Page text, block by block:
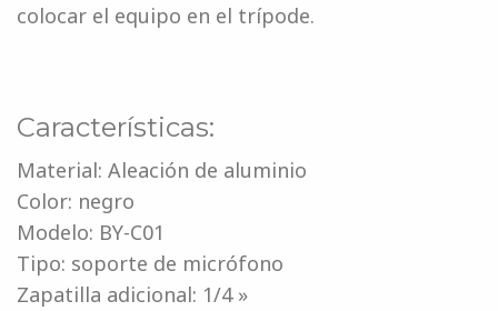
colocar el equipo en el trípode.
Características:
Material: Aleación de aluminio
Color: negro
Modelo: BY-C01
Tipo: soporte de micrófono
Zapatilla adicional: 1/4 »